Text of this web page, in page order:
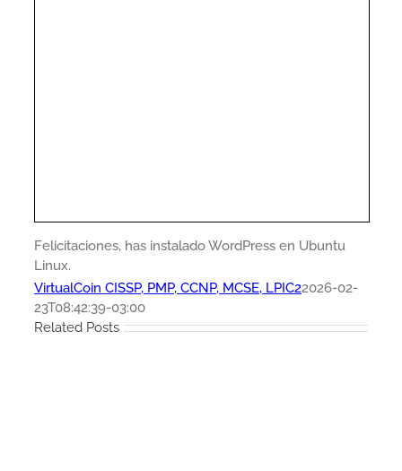
Felicitaciones, has instalado WordPress en Ubuntu
Linux.
VirtualCoin CISSP, PMP, CCNP, MCSE, LPIC22026-02-
23T08:42:39-03:00
Related Posts